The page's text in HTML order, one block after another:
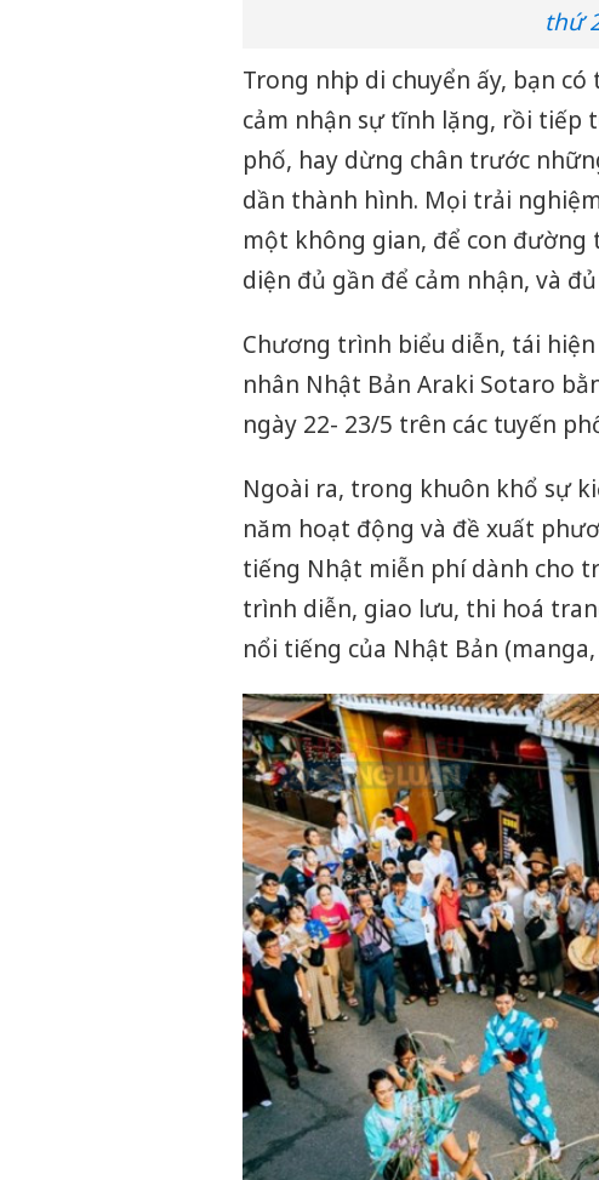
thứ
Trong nhịp di chuyển ấy, bạn
cảm nhận sự tĩnh lặng, rồi tiếp
phố, hay dừng chân trước
dần thành hình. Mọi trải
một không gian, để con
diện đủ gần để cảm nhận, và
Chương trình biểu diễn, tái
nhân Nhật Bản Araki Sotaro
ngày 22- 23/5 trên các tuyến
Ngoài ra, trong khuôn khổ sự
năm hoạt động và đề xuất
tiếng Nhật miễn phí dành cho
trình diễn, giao lưu, thi hoá
nổi tiếng của Nhật Bản